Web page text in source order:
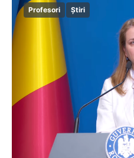
Profesori Știri